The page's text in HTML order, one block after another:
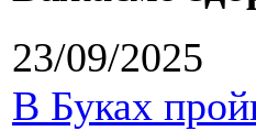
23/09/2025
В Буках